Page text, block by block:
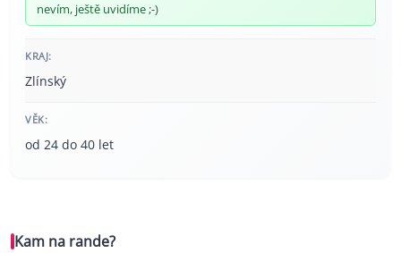
nevím, ještě uvidíme ;-)
KRAJ:
Zlínský
VĚK:
od 24 do 40 let
Kam na rande?